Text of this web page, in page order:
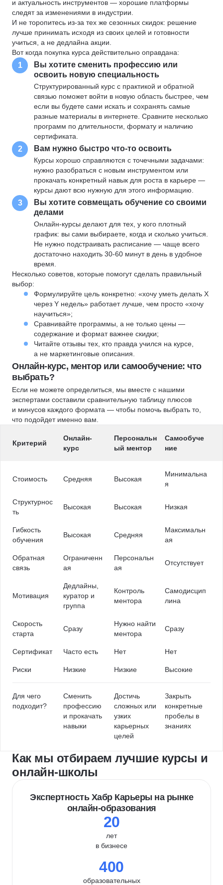
и актуальность инструментов — хорошие платформы
следят за изменениями в индустрии.
И не торопитесь из-за тех же сезонных скидок: решение
лучше принимать исходя из своих целей и готовности
учиться, а не дедлайна акции.
Вот когда покупка курса действительно оправдана:
1
Вы хотите сменить профессию или
освоить новую специальность
Структурированный курс с практикой и обратной
связью поможет войти в новую область быстрее, чем
если вы будете сами искать и сохранять самые
разные материалы в интернете. Сравните несколько
программ по длительности, формату и наличию
сертификата.
2 Вам нужно быстро что-то освоить
Курсы хорошо справляются с точечными задачами:
нужно разобраться с новым инструментом или
прокачать конкретный навык для роста в карьере —
курсы дают всю нужную для этого информацию.
3
Вы хотите совмещать обучение со своими
делами
Онлайн-курсы делают для тех, у кого плотный
график: вы сами выбираете, когда и сколько учиться.
Не нужно подстраивать расписание — чаще всего
достаточно находить 30-60 минут в день в удобное
время.
Несколько советов, которые помогут сделать правильный
выбор:
Формулируйте цель конкретно: «хочу уметь делать X
через Y недель» работает лучше, чем просто «хочу
научиться»;
Сравнивайте программы, а не только цены —
содержание и формат важнее скидки;
Читайте отзывы тех, кто правда учился на курсе,
а не маркетинговые описания.
Онлайн-курс, ментор или самообучение: что
выбрать?
Если не можете определиться, мы вместе с нашими
экспертами составили сравнительную таблицу плюсов
и минусов каждого формата — чтобы помочь выбрать то,
что подойдет именно вам.
Критерий
Онлайн-
курс
Персональн
ый ментор
Самообуче
ние
Стоимость Средняя Высокая
Минимальна
я
Структурнос
ть
Высокая Высокая Низкая
Гибкость
обучения
Высокая Средняя
Максимальн
ая
Обратная
связь
Ограниченн
ая
Персональн
ая
Отсутствует
Мотивация
Дедлайны,
куратор и
группа
Контроль
ментора
Самодисцип
лина
Скорость
старта
Сразу
Нужно найти
ментора
Сразу
Сертификат Часто есть Нет Нет
Риски Низкие Низкие Высокие
Для чего
подходит?
Сменить
профессию
и прокачать
навыки
Достичь
сложных или
узких
карьерных
целей
Закрыть
конкретные
пробелы в
знаниях
Как мы отбираем лучшие курсы и
онлайн-школы
Экспертность Хабр Карьеры на рынке
онлайн-образования
20
лет
в бизнесе
400
образовательных